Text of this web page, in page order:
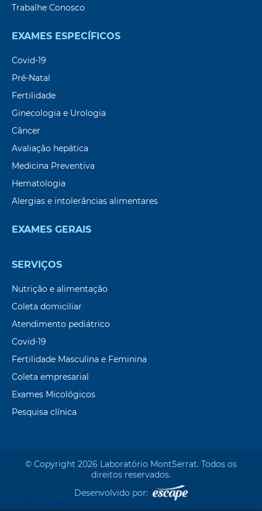
Trabalhe Conosco
EXAMES ESPECÍFICOS
Covid-19
Pré-Natal
Fertilidade
Ginecologia e Urologia
Câncer
Avaliação hepática
Medicina Preventiva
Hematologia
Alergias e intolerâncias alimentares
EXAMES GERAIS
SERVIÇOS
Nutrição e alimentação
Coleta domiciliar
Atendimento pediátrico
Covid-19
Fertilidade Masculina e Feminina
Coleta empresarial
Exames Micológicos
Pesquisa clínica
© Copyright 2026 Laboratório Mont`Serrat. Todos os
direitos reservados.
Desenvolvido por: